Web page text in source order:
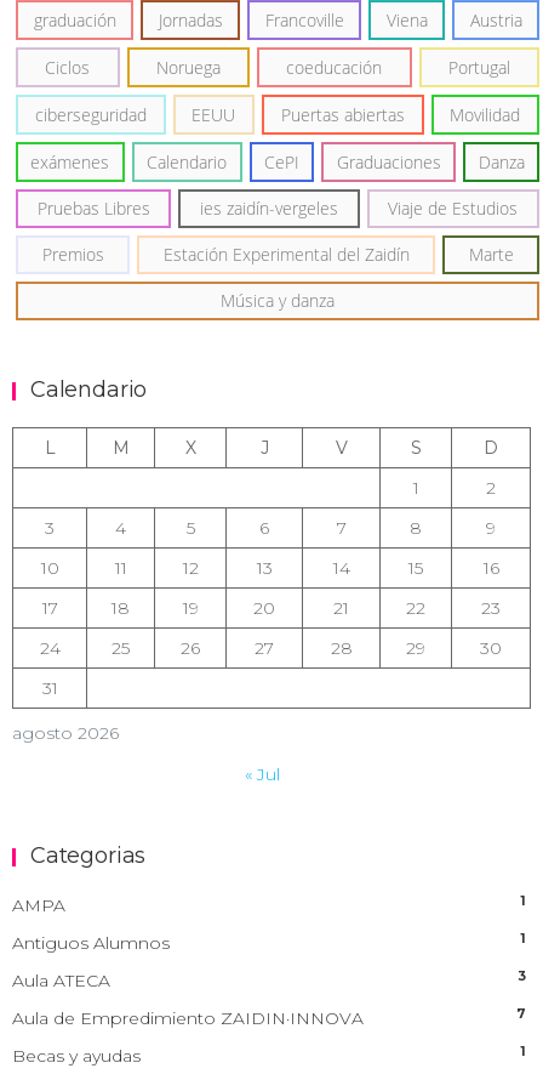
graduación Jornadas Francoville Viena Austria
Ciclos Noruega coeducación Portugal
ciberseguridad EEUU Puertas abiertas Movilidad
exámenes Calendario CePI Graduaciones Danza
Pruebas Libres ies zaidín-vergeles Viaje de Estudios
Premios Estación Experimental del Zaidín Marte
Música y danza
Calendario
agosto 2026
L M X J V S
D
1
2
3
4 5 6 7 8
9
10
11 12 13 14 15
16
17
18 19 20 21 22
23
24
25 26 27 28 29
30
31
« Jul
Categorias
AMPA 1
Antiguos Alumnos 1
Aula ATECA 3
Aula de Empredimiento ZAIDIN·INNOVA 7
Becas y ayudas 1